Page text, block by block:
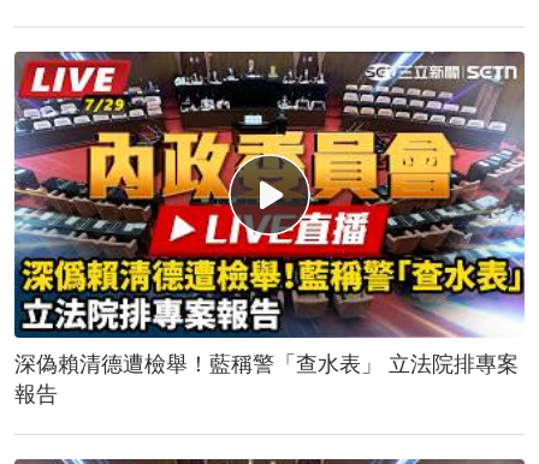
深偽賴清德遭檢舉！藍稱警「查水表」 立法院排專案
報告